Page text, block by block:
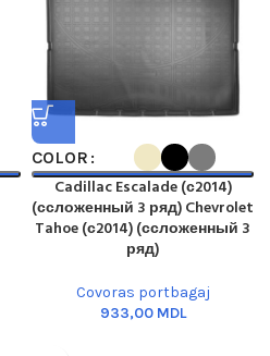
COLOR
Cadillac Escalade (с2014)
(ссложенный 3 ряд) Chevrolet
Tahoe (с2014) (ссложенный 3
ряд)
Covoras portbagaj
MDL